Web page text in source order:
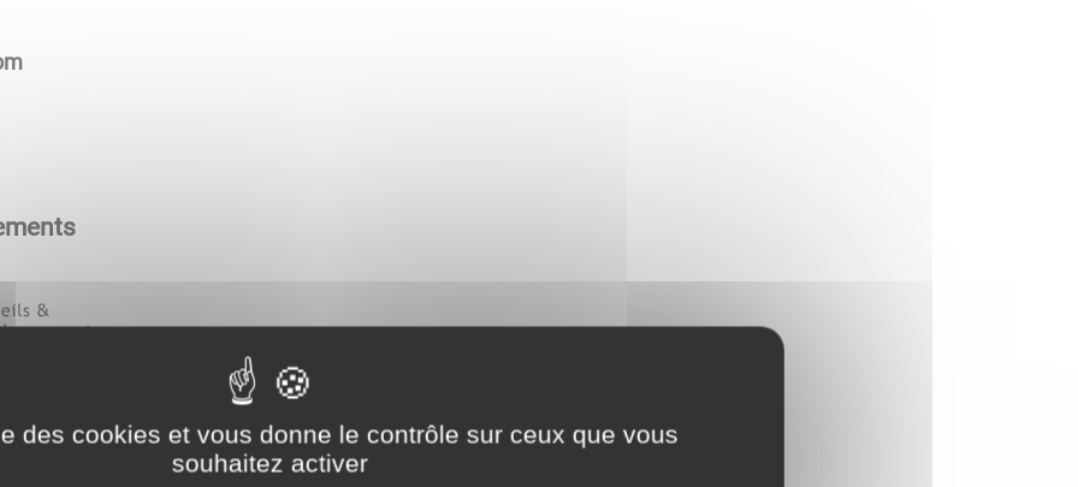
CONSEILS ET DÉVELOPPEMENTS
des terres d’or, 21220 Gevrey-chambertin, France
des cookies et vous donne le contrôle sur ceux que vous
souhaitez activer